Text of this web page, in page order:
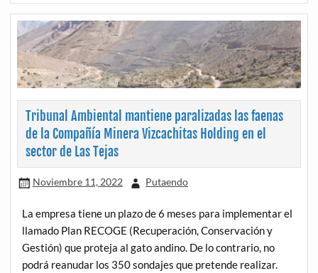
Tribunal Ambiental mantiene paralizadas las faenas
de la Compañía Minera Vizcachitas Holding en el
sector de Las Tejas
Noviembre 11, 2022 Putaendo
La empresa tiene un plazo de 6 meses para implementar el
llamado Plan RECOGE (Recuperación, Conservación y
Gestión) que proteja al gato andino. De lo contrario, no
podrá reanudar los 350 sondajes que pretende realizar.